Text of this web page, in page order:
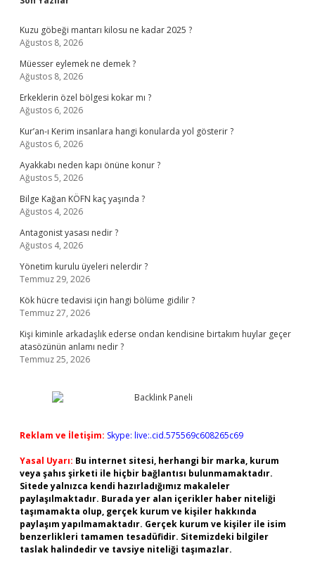
Sidebar
Kuzu göbeği mantarı kilosu ne kadar 2025 ?
Ağustos 8, 2026
Müesser eylemek ne demek ?
Ağustos 8, 2026
Erkeklerin özel bölgesi kokar mı ?
Ağustos 6, 2026
Kur’an-ı Kerim insanlara hangi konularda yol gösterir ?
Ağustos 6, 2026
Ayakkabı neden kapı önüne konur ?
Ağustos 5, 2026
Bilge Kağan KÖFN kaç yaşında ?
Ağustos 4, 2026
Antagonist yasası nedir ?
Ağustos 4, 2026
Yönetim kurulu üyeleri nelerdir ?
Temmuz 29, 2026
Kök hücre tedavisi için hangi bölüme gidilir ?
Temmuz 27, 2026
Kişi kiminle arkadaşlık ederse ondan kendisine birtakım huylar geçer
atasözünün anlamı nedir ?
Temmuz 25, 2026
Reklam ve İletişim: Skype: live:.cid.575569c608265c69
Yasal Uyarı: Bu internet sitesi, herhangi bir marka, kurum
veya şahıs şirketi ile hiçbir bağlantısı bulunmamaktadır.
Sitede yalnızca kendi hazırladığımız makaleler
paylaşılmaktadır. Burada yer alan içerikler haber niteliği
taşımamakta olup, gerçek kurum ve kişiler hakkında
paylaşım yapılmamaktadır. Gerçek kurum ve kişiler ile isim
benzerlikleri tamamen tesadüfidir. Sitemizdeki bilgiler
taslak halindedir ve tavsiye niteliği taşımazlar.